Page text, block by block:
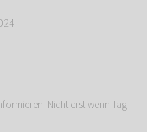
Nicht erst wenn Tag